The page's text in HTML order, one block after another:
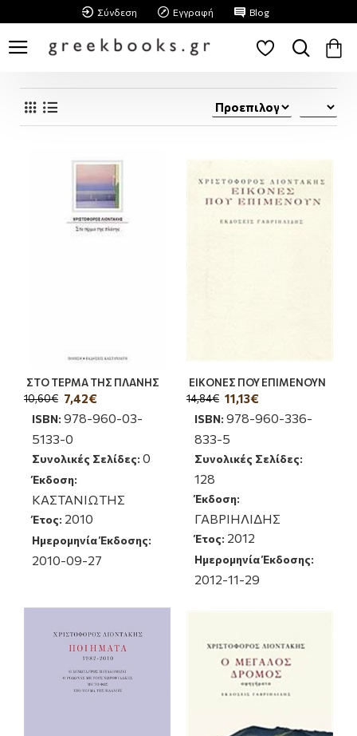
Σύνδεση Εγγραφή Blog
ΣΤΟ ΤΕΡΜΑ ΤΗΣ ΠΛΑΝΗΣ
7,42€
10,60€
ISBN: 978-960-03-
5133-0
Συνολικές Σελίδες: 0
Έκδοση:
ΚΑΣΤΑΝΙΩΤΗΣ
Έτος: 2010
Ημερομηνία Έκδοσης:
2010-09-27
ΕΙΚΟΝΕΣ ΠΟΥ ΕΠΙΜΕΝΟΥΝ
11,13€
14,84€
ISBN: 978-960-336-
833-5
Συνολικές Σελίδες:
128
Έκδοση:
ΓΑΒΡΙΗΛΙΔΗΣ
Έτος: 2012
Ημερομηνία Έκδοσης:
2012-11-29